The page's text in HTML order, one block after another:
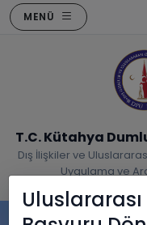
MENÜ
T.C. Kütahya
Dış İlişkiler ve
Uygulama ve